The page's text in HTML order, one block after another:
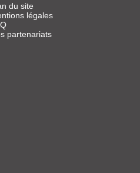
du site
légales
partenariats